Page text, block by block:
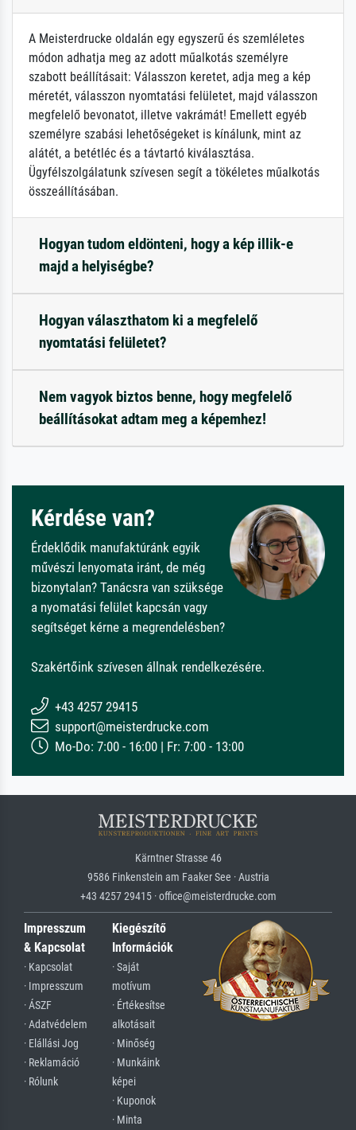
A Meisterdrucke oldalán egy egyszerű és szemléletes
módon adhatja meg az adott műalkotás személyre
szabott beállításait: Válasszon keretet, adja meg a kép
méretét, válasszon nyomtatási felületet, majd válasszon
megfelelő bevonatot, illetve vakrámát! Emellett egyéb
személyre szabási lehetőségeket is kínálunk, mint az
alátét, a betétléc és a távtartó kiválasztása.
Ügyfélszolgálatunk szívesen segít a tökéletes műalkotás
összeállításában.
Hogyan tudom eldönteni, hogy a kép illik-e
majd a helyiségbe?
Hogyan választhatom ki a megfelelő
nyomtatási felületet?
Nem vagyok biztos benne, hogy megfelelő
beállításokat adtam meg a képemhez!
Kérdése van?
Érdeklődik manufaktúránk egyik
művészi lenyomata iránt, de még
bizonytalan? Tanácsra van szüksége
a nyomatási felület kapcsán vagy
segítséget kérne a megrendelésben?
Szakértőink szívesen állnak rendelkezésére.
+43 4257 29415
support@meisterdrucke.com
Mo-Do: 7:00 - 16:00 | Fr: 7:00 - 13:00
Kärntner Strasse 46
9586 Finkenstein am Faaker See · Austria
+43 4257 29415 · office@meisterdrucke.com
Impresszum
& Kapcsolat
· Kapcsolat
· Impresszum
· ÁSZF
· Adatvédelem
· Elállási Jog
· Reklamáció
· Rólunk
Kiegészítő
Információk
· Saját
motívum
· Értékesítse
alkotásait
· Minőség
· Munkáink
képei
· Kuponok
· Minta